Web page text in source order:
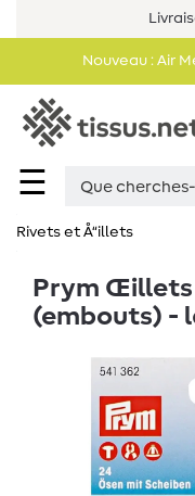
Nouveau : Air
☰
Rivets et Å“illets
Prym
(embouts) -